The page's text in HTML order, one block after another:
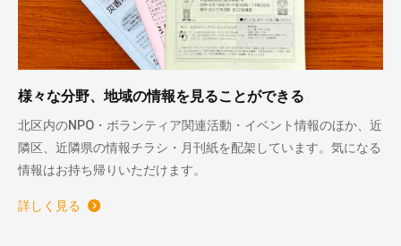
様々な分野、地域の情報を見ることができる
北区内のNPO・ボランティア関連活動・イベント情報のほか、近
隣区、近隣県の情報チラシ・月刊紙を配架しています。気になる
情報はお持ち帰りいただけます。
詳しく見る